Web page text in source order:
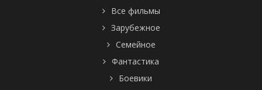
Все фильмы
Зарубежное
Семейное
Фантастика
Боевики